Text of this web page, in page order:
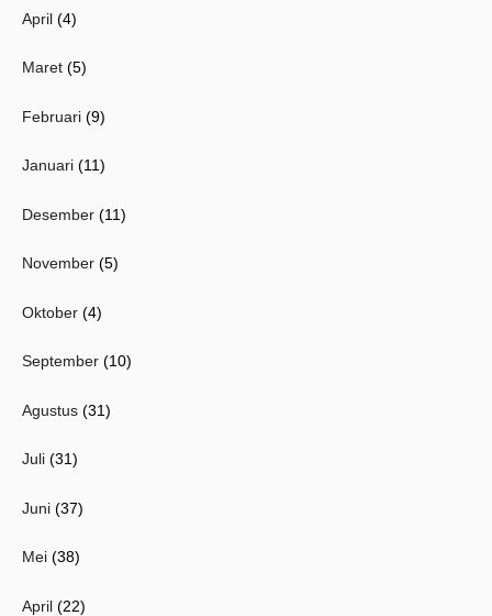
April (4)
Maret (5)
Februari (9)
Januari (11)
Desember (11)
November (5)
Oktober (4)
September (10)
Agustus (31)
Juli (31)
Juni (37)
Mei (38)
April (22)